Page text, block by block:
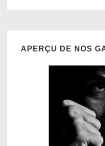
APERÇU DE NOS